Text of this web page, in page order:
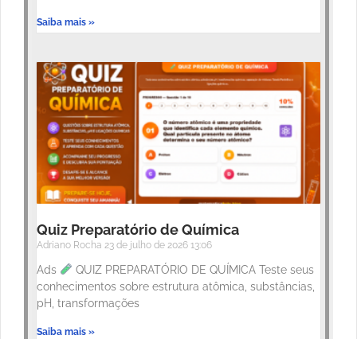
Saiba mais »
Quiz Preparatório de Química
Adriano Rocha 23 de julho de 2026 13:06
Ads
QUIZ PREPARATÓRIO DE QUÍMICA Teste seus
conhecimentos sobre estrutura atômica, substâncias,
pH, transformações
Saiba mais »